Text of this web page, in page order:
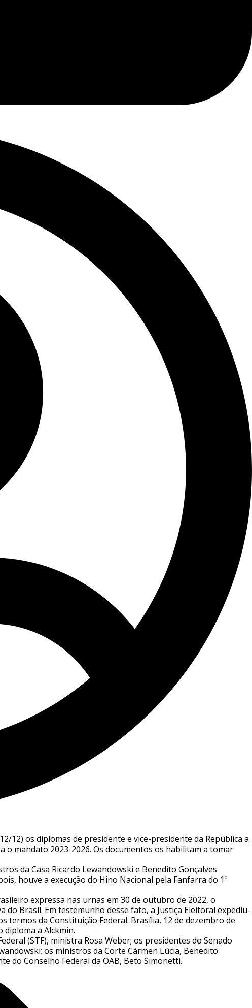
12) os diplomas de presidente e vice-presidente da República a
o mandato 2023-2026. Os documentos os habilitam a tomar
da Casa Ricardo Lewandowski e Benedito Gonçalves
houve a execução do Hino Nacional pela Fanfarra do 1º
expressa nas urnas em 30 de outubro de 2022, o
do Brasil. Em testemunho desse fato, a Justiça Eleitoral expediu-
termos da Constituição Federal. Brasília, 12 de dezembro de
diploma a Alckmin.
(STF), ministra Rosa Weber; os presidentes do Senado
os ministros da Corte Cármen Lúcia, Benedito
do Conselho Federal da OAB, Beto Simonetti.